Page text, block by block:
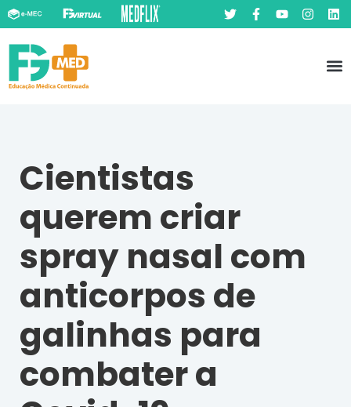
Cientistas
querem criar
spray nasal com
anticorpos de
galinhas para
combater a